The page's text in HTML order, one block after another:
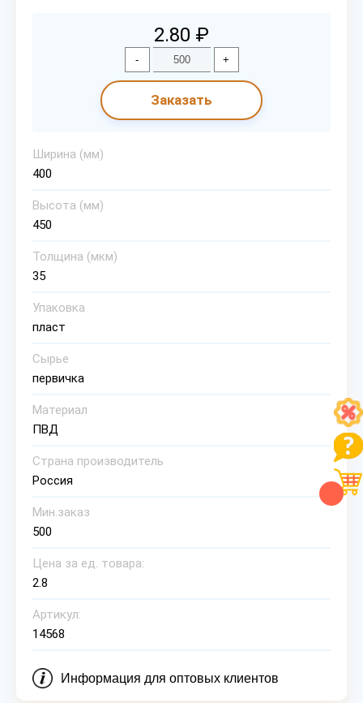
2.80 ₽
- +
Заказать
Ширина (мм)
400
Высота (мм)
450
Толщина (мкм)
35
Упаковка
пласт
Сырье
первичка
Материал
ПВД
Страна производитель
Россия
Мин.заказ
500
Цена за ед. товара:
2.8
Артикул:
14568
Информация для оптовых клиентов